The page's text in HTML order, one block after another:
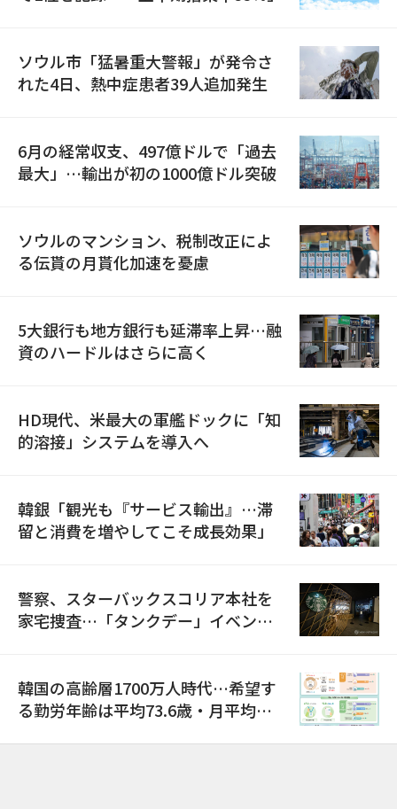
ソウル市「猛暑重大警報」が発令さ
れた4日、熱中症患者39人追加発生
6月の経常収支、497億ドルで「過去
最大」…輸出が初の1000億ドル突破
ソウルのマンション、税制改正によ
る伝貰の月貰化加速を憂慮
5大銀行も地方銀行も延滞率上昇…融
資のハードルはさらに高く
HD現代、米最大の軍艦ドックに「知
的溶接」システムを導入へ
韓銀「観光も『サービス輸出』…滞
留と消費を増やしてこそ成長効果」
警察、スターバックスコリア本社を
家宅捜査…「タンクデー」イベント
韓国の高齢層1700万人時代…希望す
る勤労年齢は平均73.6歳・月平均賃